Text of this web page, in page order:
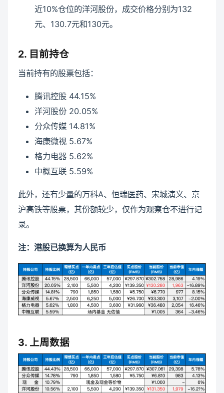
近10%仓位的洋河股份，成交价格分别为132
元、130.7元和130元。
2. 目前持仓
当前持有的股票包括：
腾讯控股 44.15%
洋河股份 20.05%
分众传媒 14.81%
海康微视 5.67%
格力电器 5.62%
中概互联 5.59%
此外，还有少量的万科A、恒瑞医药、宋城演义、京
沪高铁等股票，其份额较少，仅作为观察仓不进行记
录。
注：港股已换算为人民币
3. 上周数据